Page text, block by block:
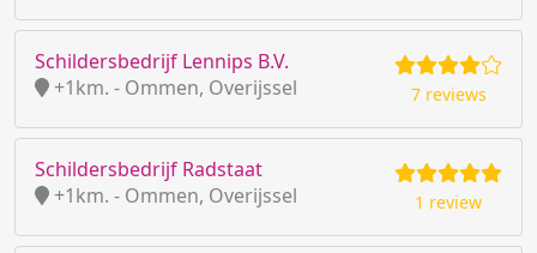
Schildersbedrijf Lennips B.V.
+1km. - Ommen, Overijssel
7 reviews
Schildersbedrijf Radstaat
+1km. - Ommen, Overijssel
1 review